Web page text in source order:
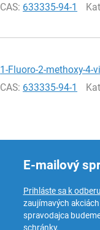
CAS: 633335-94-1
1-Fluoro-2-methoxy-4-
CAS: 633335-94-1
E-mailový
Prihláste sa k
zaujímavých
spravodajca
schránky.